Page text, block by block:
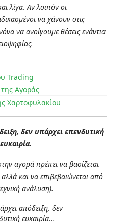
λίγα. Αν λοιπόν οι
να χάνουν στις
να ανοίγουμε θέσεις ενάντια
Trading
Αγοράς
Χαρτοφυλακίου
δεν υπάρχει επενδυτική
ευκαιρία.
αγορά πρέπει να βασίζεται
και να επιβεβαιώνεται από
ανάλυση).